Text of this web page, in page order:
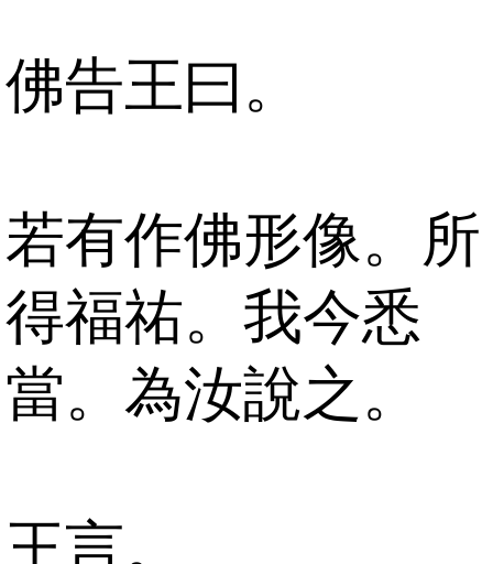
佛告王曰。
若有作佛形像。所
得福祐。我今悉
當。為汝說之。
王言。